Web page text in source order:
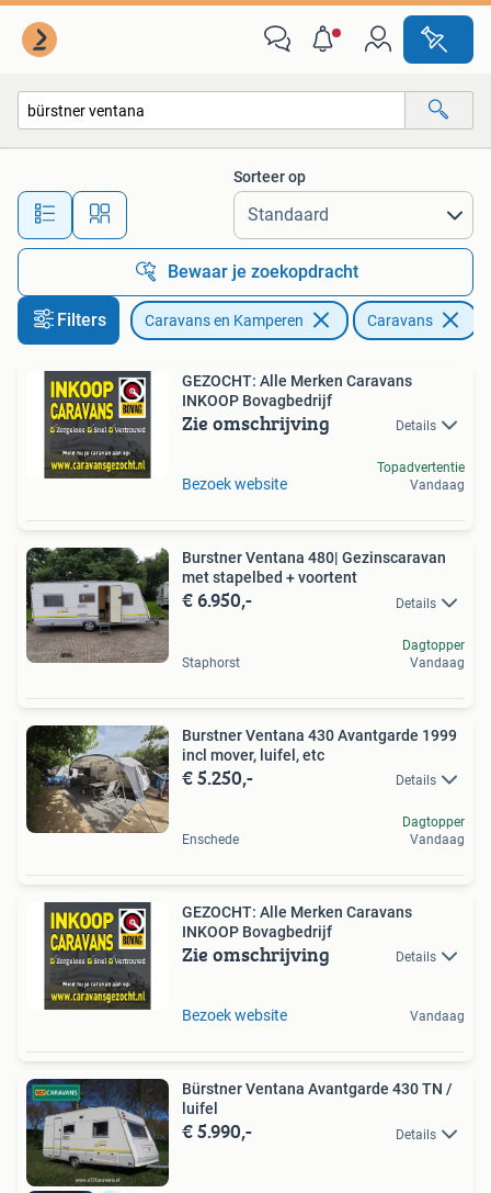
Alle afstanden…
Sorteer op
Bewaar je zoekopdracht
Filters Caravans en Kamperen Caravans
GEZOCHT: Alle Merken Caravans
INKOOP Bovagbedrijf
Zie omschrijving Details
Bezoek website
Topadvertentie
Vandaag
Burstner Ventana 480| Gezinscaravan
met stapelbed + voortent
€ 6.950,- Details
Staphorst
Dagtopper
Vandaag
Burstner Ventana 430 Avantgarde 1999
incl mover, luifel, etc
€ 5.250,- Details
Enschede
Dagtopper
Vandaag
GEZOCHT: Alle Merken Caravans
INKOOP Bovagbedrijf
Zie omschrijving Details
Bezoek website Vandaag
Bürstner Ventana Avantgarde 430 TN /
luifel
€ 5.990,- Details